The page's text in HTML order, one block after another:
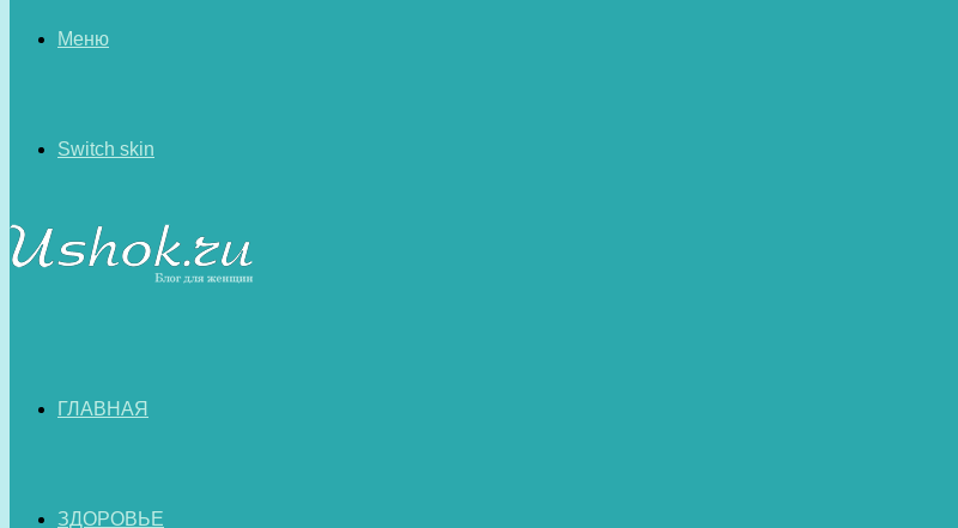
Меню
Switch skin
ГЛАВНАЯ
ЗДОРОВЬЕ